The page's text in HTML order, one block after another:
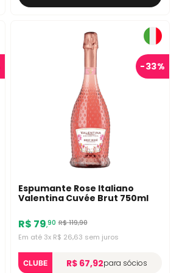
-33%
Espumante Rose Italiano
Valentina Cuvée Brut 750ml
R$ 79,90 R$119,90
Em até 3x R$ 26,63 sem juros
CLUBE R$ 67,92para sócios